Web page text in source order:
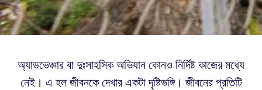
অ্যাডভেঞ্চার বা দুঃসাহসিক অভিযান কোনও নির্দিষ্ট কাজের মধ্যে
নেই। এ হল জীবনকে দেখার একটা দৃষ্টিভঙ্গি। জীবনের প্রতিটি